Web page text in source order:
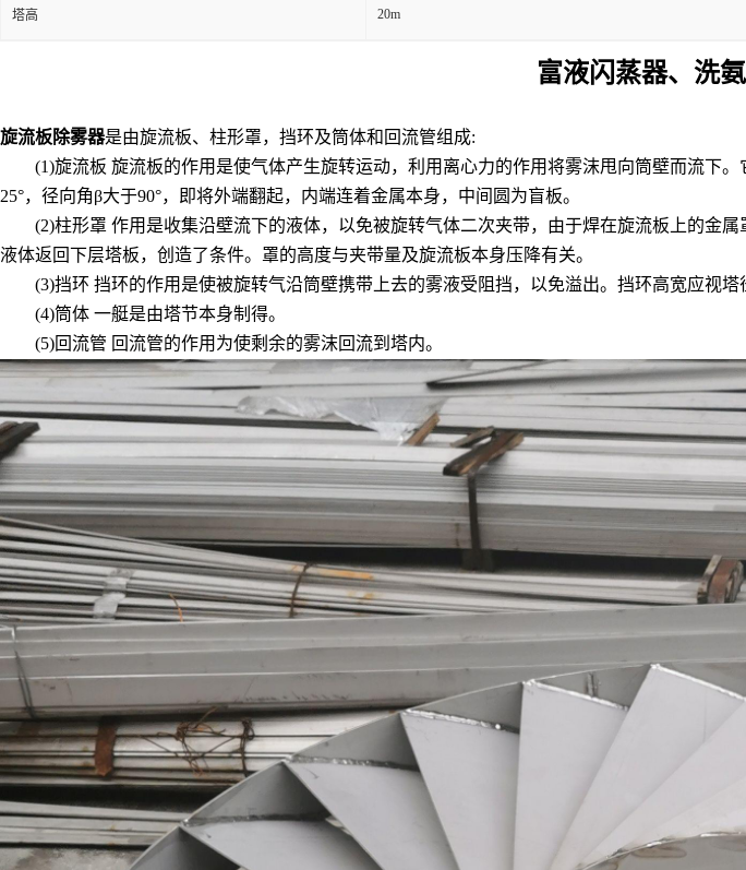
塔高 20m
富液闪蒸器、洗
旋流板除雾器是由旋流板、柱形罩，挡环及筒体和回流管组成:
(1)旋流板 旋流板的作用是使气体产生旋转运动，利用离心力的作用将雾沫甩向筒壁而流下。
25°，径向角β大于90°，即将外端翻起，内端连着金属本身，中间圆为盲板。
(2)柱形罩 作用是收集沿壁流下的液体，以免被旋转气体二次夹带，由于焊在旋流板上的金
液体返回下层塔板，创造了条件。罩的高度与夹带量及旋流板本身压降有关。
(3)挡环 挡环的作用是使被旋转气沿筒壁携带上去的雾液受阻挡，以免溢出。挡环高宽应视塔
(4)筒体 一艇是由塔节本身制得。
(5)回流管 回流管的作用为使剩余的雾沫回流到塔内。